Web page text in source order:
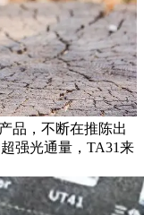
品，不断在推陈出
强光通量，TA31来